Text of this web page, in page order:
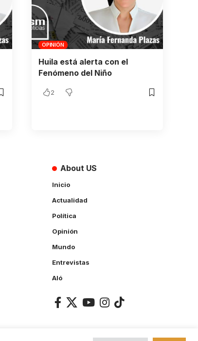
OPINIÓN
Huila está alerta con el
Fenómeno del Niño
2
About US
Inicio
Actualidad
Política
Opinión
Mundo
Entrevistas
Aló